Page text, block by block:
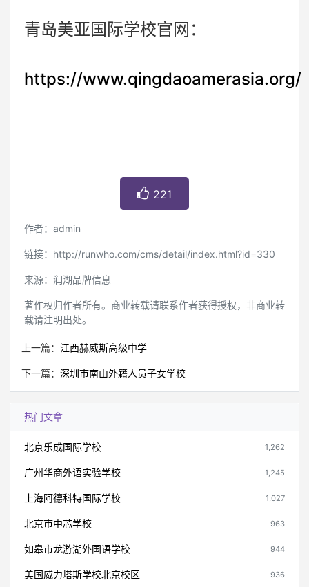
青岛美亚国际学校官网：
https://www.qingdaoamerasia.org/
221
作者：admin
链接：http://runwho.com/cms/detail/index.html?id=330
来源：润湖品牌信息
著作权归作者所有。商业转载请联系作者获得授权，非商业转
载请注明出处。
上一篇： 江西赫威斯高级中学
下一篇： 深圳市南山外籍人员子女学校
热门文章
北京乐成国际学校 1,262
广州华商外语实验学校 1,245
上海阿德科特国际学校 1,027
北京市中芯学校 963
如皋市龙游湖外国语学校 944
美国威力塔斯学校北京校区 936